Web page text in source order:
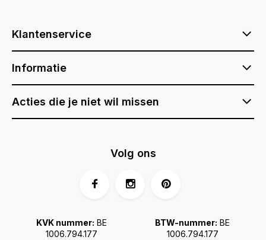
Klantenservice
Informatie
Acties die je niet wil missen
KVK nummer: BE
1006.794.177
BTW-nummer: BE
1006.794.177
Volg ons